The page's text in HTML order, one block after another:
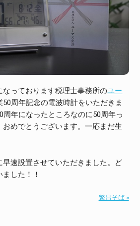
なっております税理士事務所のユー
50周年記念の電波時計をいただきま
周年になったところなのに50周年っ
めでとうございます。一応まだ生
速設置させていただきました。ど
した！！
繁昌そば »